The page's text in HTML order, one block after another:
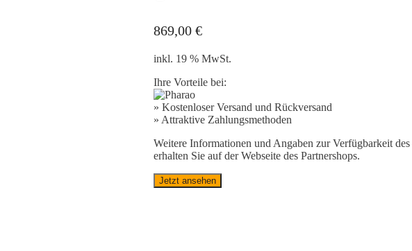
869,00 €
inkl. 19 % MwSt.
Ihre Vorteile bei:
» Kostenloser Versand und Rückversand
» Attraktive Zahlungsmethoden
Weitere Informationen und Angaben zur Verfügbarkeit
erhalten Sie auf der Webseite des Partnershops.
Jetzt ansehen